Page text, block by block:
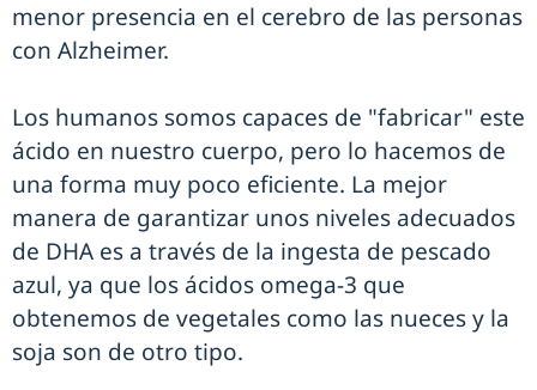
menor presencia en el cerebro de las personas
con Alzheimer.
Los humanos somos capaces de "fabricar" este
ácido en nuestro cuerpo, pero lo hacemos de
una forma muy poco eficiente. La mejor
manera de garantizar unos niveles adecuados
de DHA es a través de la ingesta de pescado
azul, ya que los ácidos omega-3 que
obtenemos de vegetales como las nueces y la
soja son de otro tipo.